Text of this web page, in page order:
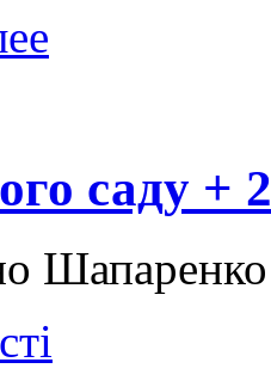
саду +